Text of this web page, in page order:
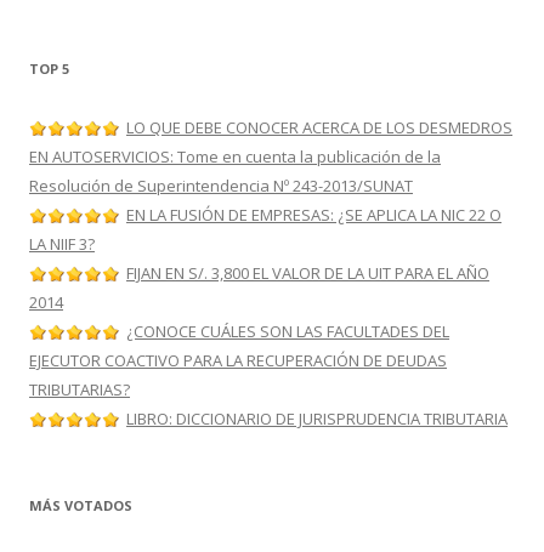
TOP 5
LO QUE DEBE CONOCER ACERCA DE LOS DESMEDROS
EN AUTOSERVICIOS: Tome en cuenta la publicación de la
Resolución de Superintendencia Nº 243-2013/SUNAT
EN LA FUSIÓN DE EMPRESAS: ¿SE APLICA LA NIC 22 O
LA NIIF 3?
FIJAN EN S/. 3,800 EL VALOR DE LA UIT PARA EL AÑO
2014
¿CONOCE CUÁLES SON LAS FACULTADES DEL
EJECUTOR COACTIVO PARA LA RECUPERACIÓN DE DEUDAS
TRIBUTARIAS?
LIBRO: DICCIONARIO DE JURISPRUDENCIA TRIBUTARIA
MÁS VOTADOS